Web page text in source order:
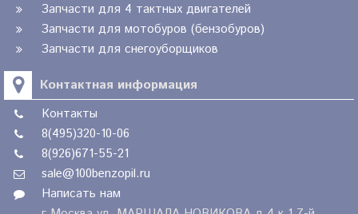
Запчасти для 4 тактных двигателей
Запчасти для мотобуров (бензобуров)
Запчасти для снегоуборщиков
Контактная информация
Контакты
8(495)320-10-06
8(926)671-55-21
sale@100benzopil.ru
Написать нам